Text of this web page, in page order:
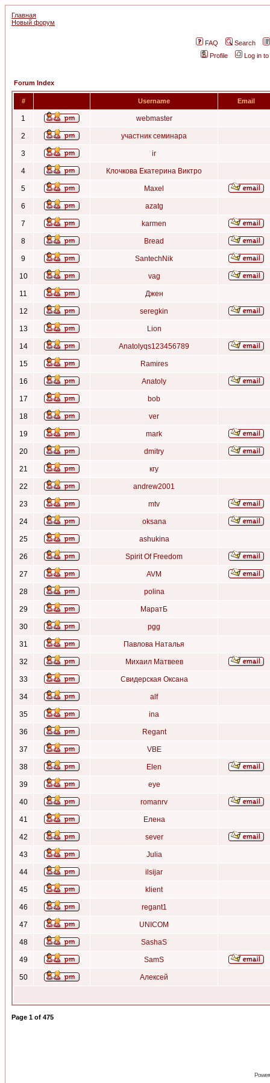
Главная
Новый форум
FAQ
Search
Profile
Log in
Forum Index
# Username Email
1 webmaster
2 участник семинара
3 ir
4 Клочкова Екатерина Виктро
5 Maxel
6 azatg
7 karmen
8 Bread
9 SantechNik
10 vag
11 Джен
12 seregkin
13 Lion
14 Anatolyqs123456789
15 Ramires
16 Anatoly
17 bob
18 ver
19 mark
20 dmitry
21 кгу
22 andrew2001
23 mtv
24 oksana
25 ashukina
26 Spirit Of Freedom
27 AVM
28 polina
29 МаратБ
30 pgg
31 Павлова Наталья
32 Михаил Матвеев
33 Свидерская Оксана
34 alf
35 ina
36 Regant
37 VBE
38 Elen
39 eye
40 romanrv
41 Елена
42 sever
43 Julia
44 ilsijar
45 klient
46 regant1
47 UNICOM
48 SashaS
49 SamS
50 Алексей
Page 1 of 475